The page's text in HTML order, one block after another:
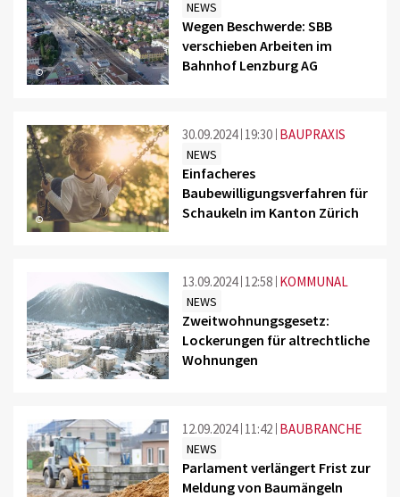
©
NEWS
Wegen Beschwerde: SBB
verschieben Arbeiten im
Bahnhof Lenzburg AG
©
30.09.2024 19:30 BAUPRAXIS
NEWS
Einfacheres
Baubewilligungsverfahren für
Schaukeln im Kanton Zürich
©
13.09.2024 12:58 KOMMUNAL
NEWS
Zweitwohnungsgesetz:
Lockerungen für altrechtliche
Wohnungen
12.09.2024 11:42 BAUBRANCHE
NEWS
Parlament verlängert Frist zur
Meldung von Baumängeln